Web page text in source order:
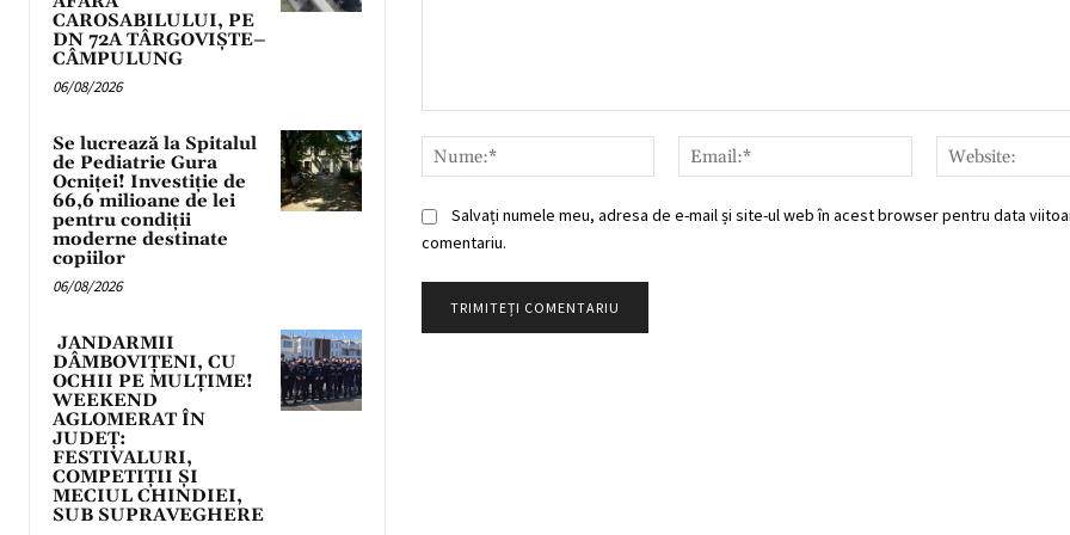
CAROSABILULUI, PE
DN 72A TÂRGOVIȘTE–
CÂMPULUNG
06/08/2026
Se lucrează la Spitalul
de Pediatrie Gura
Ocniței! Investiție de
66,6 milioane de lei
pentru condiții
moderne destinate
copiilor
06/08/2026
JANDARMII
DÂMBOVIȚENI, CU
OCHII PE MULȚIME!
WEEKEND
AGLOMERAT ÎN
JUDEȚ:
FESTIVALURI,
COMPETIȚII ȘI
MECIUL CHINDIEI,
SUB SUPRAVEGHERE
Nume:*
Email:*
Salvați numele meu, adresa de e-mail și site-ul web în acest browser pentru data
comentariu.